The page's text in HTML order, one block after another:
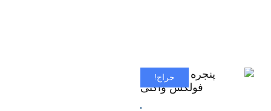
حراج!